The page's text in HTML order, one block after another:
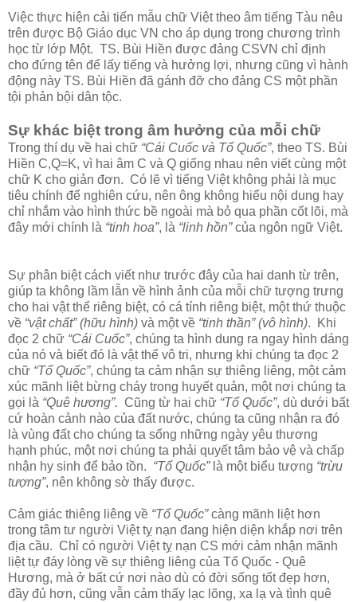
Việc thực hiện cải tiến mẫu chữ Việt theo âm tiếng Tàu nêu
trên được Bộ Giáo dục VN cho áp dụng trong chương trình
học từ lớp Một. TS. Bùi Hiền được đảng CSVN chỉ định
cho đứng tên để lấy tiếng và hưởng lợi, nhưng cũng vì hành
động này TS. Bùi Hiền đã gánh đỡ cho đảng CS một phần
tội phản bội dân tộc.
Sự khác biệt trong âm hưởng của mỗi chữ
Trong thí dụ về hai chữ “Cái Cuốc và Tổ Quốc”, theo TS. Bùi
Hiền C,Q=K, vì hai âm C và Q giống nhau nên viết cùng một
chữ K cho giản đơn. Có lẽ vì tiếng Việt không phải là mục
tiêu chính để nghiên cứu, nên ông không hiểu nội dung hay
chỉ nhắm vào hình thức bề ngoài mà bỏ qua phần cốt lõi, mà
đây mới chính là “tinh hoa”, là “linh hồn”của ngôn ngữ Việt.
Sự phân biệt cách viết như trước đây của hai danh từ trên,
giúp ta không lầm lẫn về hình ảnh của mỗi chữ tượng trưng
cho hai vật thể riêng biệt, có cá tính riêng biệt, một thứ thuộc
về “vật chất” (hữu hình) và một về “tinh thần” (vô hình). Khi
đọc 2 chữ “Cái Cuốc”, chúng ta hình dung ra ngay hình dáng
của nó và biết đó là vật thể vô tri, nhưng khi chúng ta đọc 2
chữ “Tổ Quốc”, chúng ta cảm nhận sự thiêng liêng, một cảm
xúc mãnh liệt bừng cháy trong huyết quản, một nơi chúng ta
gọi là “Quê hương”. Cũng từ hai chữ “Tổ Quốc”, dù dưới bất
cứ hoàn cảnh nào của đất nước, chúng ta cũng nhận ra đó
là vùng đất cho chúng ta sống những ngày yêu thương
hạnh phúc, một nơi chúng ta phải quyết tâm bảo vệ và chấp
nhận hy sinh để bảo tồn. “Tổ Quốc”là một biểu tượng “trừu
tượng”, nên không sờ thấy được.
Cảm giác thiêng liêng về “Tổ Quốc”càng mãnh liệt hơn
trong tâm tư người Việt tỵ nạn đang hiện diện khắp nơi trên
địa cầu. Chỉ có người Việt tỵ nạn CS mới cảm nhận mãnh
liệt tự đáy lòng về sự thiêng liêng của Tổ Quốc - Quê
Hương, mà ở bất cứ nơi nào dù có đời sống tốt đẹp hơn,
đầy đủ hơn, cũng vẫn cảm thấy lạc lõng, xa lạ và tình quê